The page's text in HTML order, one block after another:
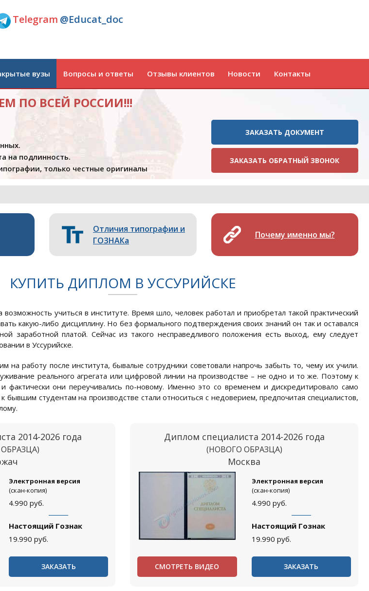
Telegram @Educat_doc
вузы Вопросы и ответы Отзывы клиентов Новости Контакты
ПО ВСЕЙ РОССИИ!!!
на подлинность.
только честные оригиналы
ЗАКАЗАТЬ ДОКУМЕНТ
ЗАКАЗАТЬ ОБРАТНЫЙ ЗВОНОК
Отличия типографии и
ГОЗНАКа
Почему именно мы?
КУПИТЬ ДИПЛОМ В УССУРИЙСКЕ
учиться в институте. Время шло, человек работал и приобретал такой практический
какую-либо дисциплину. Но без формального подтверждения своих знаний он так и оставался
заработной платой. Сейчас из такого несправедливого положения есть выход, ему следует
в Уссурийске.
на работу после института, бывалые сотрудники советовали напрочь забыть то, чему их учили.
реального агрегата или цифровой линии на производстве – не одно и то же. Поэтому к
и фактически они переучивались по-новому. Именно это со временем и дискредитировало само
бывшим студентам на производстве стали относиться с недоверием, предпочитая специалистов,
2014-2026 года
Электронная версия
(скан-копия)
4.990 руб.
Настоящий Гознак
19.990 руб.
ЗАКАЗАТЬ
Диплом специалиста 2014-2026 года
(НОВОГО ОБРАЗЦА)
Москва
Электронная версия
(скан-копия)
4.990 руб.
Настоящий Гознак
19.990 руб.
СМОТРЕТЬ ВИДЕО ЗАКАЗАТЬ